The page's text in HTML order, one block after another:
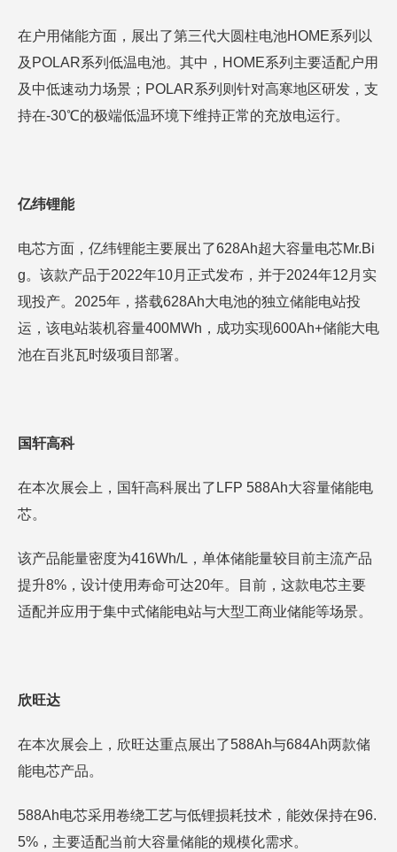
在户用储能方面，展出了第三代大圆柱电池HOME系列以
及POLAR系列低温电池。其中，HOME系列主要适配户用
及中低速动力场景；POLAR系列则针对高寒地区研发，支
持在-30℃的极端低温环境下维持正常的充放电运行。
亿纬锂能
电芯方面，亿纬锂能主要展出了628Ah超大容量电芯Mr.Bi
g。该款产品于2022年10月正式发布，并于2024年12月实
现投产。2025年，搭载628Ah大电池的独立储能电站投
运，该电站装机容量400MWh，成功实现600Ah+储能大电
池在百兆瓦时级项目部署。
国轩高科
在本次展会上，国轩高科展出了LFP 588Ah大容量储能电
芯。
该产品能量密度为416Wh/L，单体储能量较目前主流产品
提升8%，设计使用寿命可达20年。目前，这款电芯主要
适配并应用于集中式储能电站与大型工商业储能等场景。
欣旺达
在本次展会上，欣旺达重点展出了588Ah与684Ah两款储
能电芯产品。
588Ah电芯采用卷绕工艺与低锂损耗技术，能效保持在96.
5%，主要适配当前大容量储能的规模化需求。